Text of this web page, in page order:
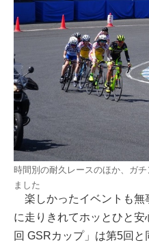
時間別の耐久レースのほか、ガ
ました
楽しかったイベントも無
に走りきれてホッとひと
回 GSRカップ」は第5回